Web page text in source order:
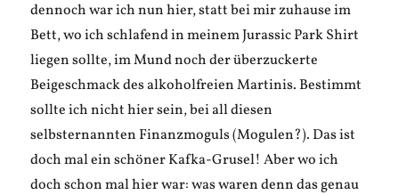
dennoch war ich nun hier, statt bei mir zuhause im
Bett, wo ich schlafend in meinem Jurassic Park Shirt
liegen sollte, im Mund noch der überzuckerte
Beigeschmack des alkoholfreien Martinis. Bestimmt
sollte ich nicht hier sein, bei all diesen
selbsternannten Finanzmoguls (Mogulen?). Das ist
doch mal ein schöner Kafka-Grusel! Aber wo ich
doch schon mal hier war: was waren denn das genau